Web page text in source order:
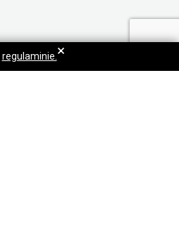
regulaminie. ×